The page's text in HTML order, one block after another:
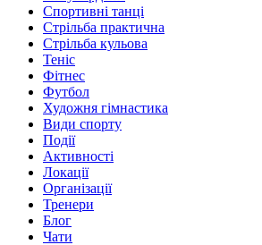
Спортивні танці
Стрільба практична
Стрільба кульова
Теніс
Фітнес
Футбол
Художня гімнастика
Види спорту
Події
Активності
Локації
Організації
Тренери
Блог
Чати